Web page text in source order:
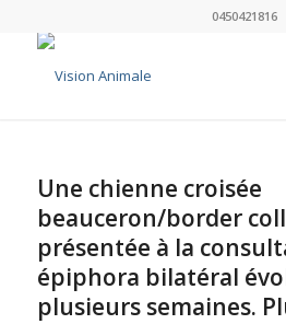
0450421816
Une chienne croisée
beauceron/border
présentée à la
épiphora bilatéral
plusieurs semaines.